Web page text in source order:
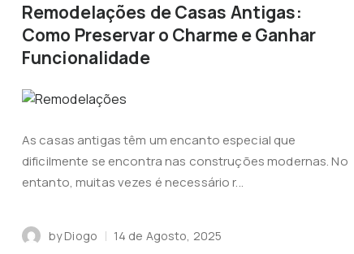
Remodelações de Casas Antigas:
Como Preservar o Charme e Ganhar
Funcionalidade
As casas antigas têm um encanto especial que
dificilmente se encontra nas construções modernas. No
entanto, muitas vezes é necessário r...
by Diogo 14 de Agosto, 2025